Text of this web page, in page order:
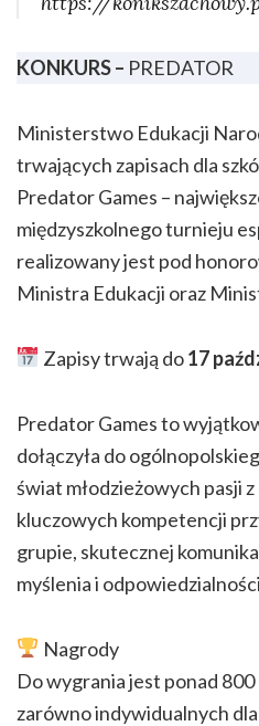
KONKURS – PREDATOR
Ministerstwo Edukacji
trwających zapisach dla
Predator Games –
międzyszkolnego turnieju
realizowany jest pod
Ministra Edukacji oraz
Zapisy trwają do17
Predator Games to
dołączyła do
świat młodzieżowych pasji
kluczowych kompetencji
grupie, skutecznej
myślenia i
Nagrody
Do wygrania jest ponad 800
zarówno indywidualnych